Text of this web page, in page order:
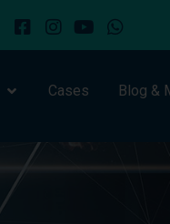
Cases Blog &